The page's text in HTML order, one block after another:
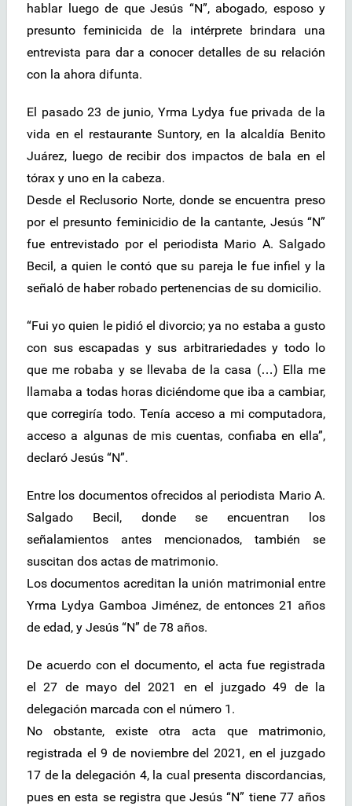
hablar luego de que Jesús “N”, abogado, esposo y
presunto feminicida de la intérprete brindara una
entrevista para dar a conocer detalles de su relación
con la ahora difunta.
El pasado 23 de junio, Yrma Lydya fue privada de la
vida en el restaurante Suntory, en la alcaldía Benito
Juárez, luego de recibir dos impactos de bala en el
tórax y uno en la cabeza.
Desde el Reclusorio Norte, donde se encuentra preso
por el presunto feminicidio de la cantante, Jesús “N”
fue entrevistado por el periodista Mario A. Salgado
Becil, a quien le contó que su pareja le fue infiel y la
señaló de haber robado pertenencias de su domicilio.
“Fui yo quien le pidió el divorcio; ya no estaba a gusto
con sus escapadas y sus arbitrariedades y todo lo
que me robaba y se llevaba de la casa (…) Ella me
llamaba a todas horas diciéndome que iba a cambiar,
que corregiría todo. Tenía acceso a mi computadora,
acceso a algunas de mis cuentas, confiaba en ella”,
declaró Jesús “N”.
Entre los documentos ofrecidos al periodista Mario A.
Salgado Becil, donde se encuentran los
señalamientos antes mencionados, también se
suscitan dos actas de matrimonio.
Los documentos acreditan la unión matrimonial entre
Yrma Lydya Gamboa Jiménez, de entonces 21 años
de edad, y Jesús “N” de 78 años.
De acuerdo con el documento, el acta fue registrada
el 27 de mayo del 2021 en el juzgado 49 de la
delegación marcada con el número 1.
No obstante, existe otra acta que matrimonio,
registrada el 9 de noviembre del 2021, en el juzgado
17 de la delegación 4, la cual presenta discordancias,
pues en esta se registra que Jesús “N” tiene 77 años